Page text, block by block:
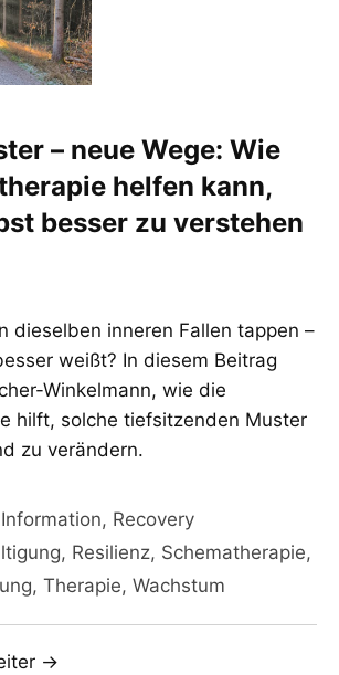
– neue Wege: Wie
helfen kann,
besser zu verstehen
dieselben inneren Fallen tappen –
weißt? In diesem Beitrag
Winkelmann, wie die
hilft, solche tiefsitzenden Muster
zu verändern.
, Recovery
, Resilienz, Schematherapie,
, Therapie, Wachstum
→